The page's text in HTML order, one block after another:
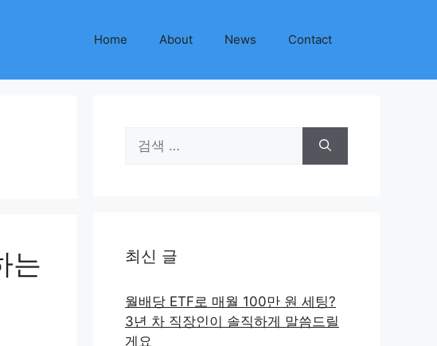
Home About News Contact
는
색:
최신 글
월배당 ETF로 매월 100만 원 세팅?
3년 차 직장인이 솔직하게 말씀드릴
게요